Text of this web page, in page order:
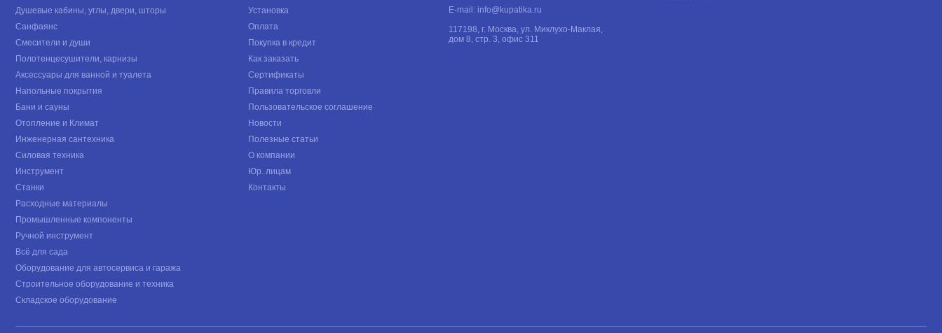
Душевые кабины, углы, двери, шторы
Санфаянс
Смесители и души
Полотенцесушители, карнизы
Аксессуары для ванной и туалета
Напольные покрытия
Бани и сауны
Отопление и Климат
Инженерная сантехника
Силовая техника
Инструмент
Станки
Расходные материалы
Промышленные компоненты
Ручной инструмент
Всё для сада
Оборудование для автосервиса и гаража
Строительное оборудование и техника
Складское оборудование
Установка
Оплата
Покупка в кредит
Как заказать
Сертификаты
Правила торговли
Пользовательское соглашение
Новости
Полезные статьи
О компании
Юр. лицам
Контакты
E-mail: info@kupatika.ru
117198, г. Москва, ул. Миклухо-Маклая,
дом 8, стр. 3, офис 311